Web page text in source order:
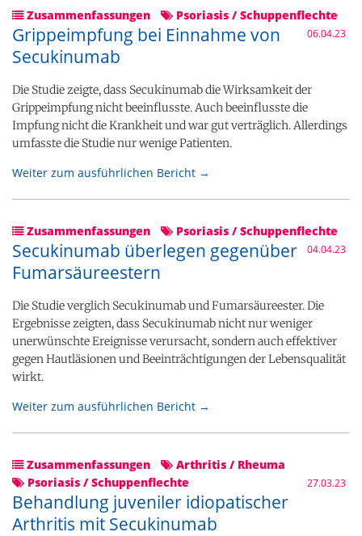
Zusammenfassungen Psoriasis / Schuppenflechte
06.04.23
Grippeimpfung bei Einnahme von
Secukinumab
Die Studie zeigte, dass Secukinumab die Wirksamkeit der
Grippeimpfung nicht beeinflusste. Auch beeinflusste die
Impfung nicht die Krankheit und war gut verträglich. Allerdings
umfasste die Studie nur wenige Patienten.
Weiter zum ausführlichen Bericht →
Zusammenfassungen Psoriasis / Schuppenflechte
04.04.23
Secukinumab überlegen gegenüber
Fumarsäureestern
Die Studie verglich Secukinumab und Fumarsäureester. Die
Ergebnisse zeigten, dass Secukinumab nicht nur weniger
unerwünschte Ereignisse verursacht, sondern auch effektiver
gegen Hautläsionen und Beeinträchtigungen der Lebensqualität
wirkt.
Weiter zum ausführlichen Bericht →
Zusammenfassungen
Arthritis / Rheuma
Psoriasis / Schuppenflechte
27.03.23
Behandlung juveniler idiopatischer
Arthritis mit Secukinumab